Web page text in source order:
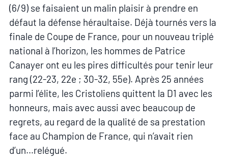
(6/9) se faisaient un malin plaisir à prendre en
défaut la défense héraultaise. Déjà tournés vers la
finale de Coupe de France, pour un nouveau triplé
national à l’horizon, les hommes de Patrice
Canayer ont eu les pires difficultés pour tenir leur
rang (22-23, 22e ; 30-32, 55e). Après 25 années
parmi l’élite, les Cristoliens quittent la D1 avec les
honneurs, mais avec aussi avec beaucoup de
regrets, au regard de la qualité de sa prestation
face au Champion de France, qui n’avait rien
d’un…relégué.